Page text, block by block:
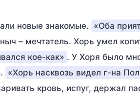
новые знакомые. «Оба
– мечтатель. Хорь умел
кое-как» . У Хоря было
«Хорь насквозь видел г-на
кровь, испуг, держал